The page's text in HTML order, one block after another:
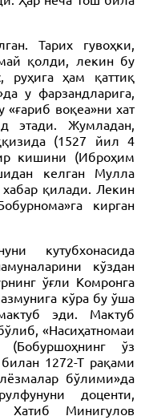
Тарих гувоҳки,
қолди, лекин бу
руҳига ҳам қаттиқ
у фарзандларига,
воқеа»ни хат
этади. Жумладан,
(1527 йил 4
кишини (Иброҳим
келган Мулла
қилади. Лекин
кирган
кутубхонасида
кўздан
ўғли Комронга
кўра бу ўша
эди. Мактуб
«Насиҳатномаи
ўз
1272-Т рақами
бўлими»да
доценти,
Хатиб Минигулов